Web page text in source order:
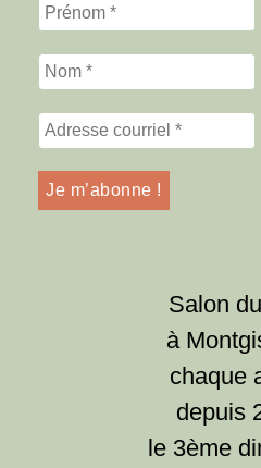
Salon
à
chaque
depuis
le 3ème